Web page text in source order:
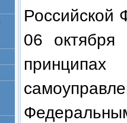
Российской
06